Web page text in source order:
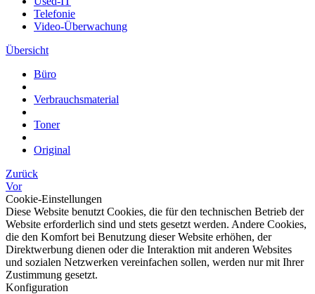
Telefonie
Video-Überwachung
Übersicht
Büro
Verbrauchsmaterial
Toner
Original
Zurück
Vor
Cookie-Einstellungen
Diese Website benutzt Cookies, die für den technischen Betrieb der
Website erforderlich sind und stets gesetzt werden. Andere Cookies,
die den Komfort bei Benutzung dieser Website erhöhen, der
Direktwerbung dienen oder die Interaktion mit anderen Websites
und sozialen Netzwerken vereinfachen sollen, werden nur mit Ihrer
Zustimmung gesetzt.
Konfiguration